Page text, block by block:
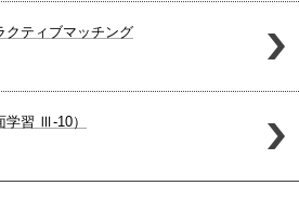
クティブマッチング
学習 Ⅲ-10）